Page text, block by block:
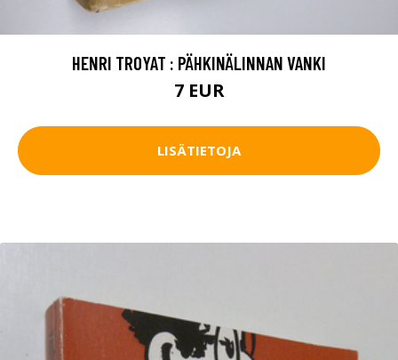
HENRI TROYAT : PÄHKINÄLINNAN VANKI
7 EUR
LISÄTIETOJA